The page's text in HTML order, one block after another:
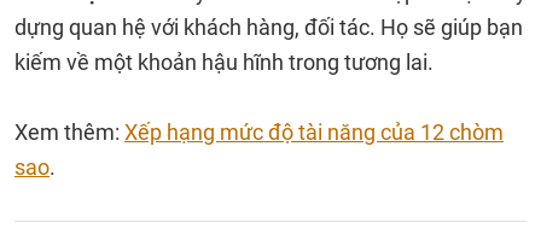
dựng quan hệ với khách hàng, đối tác. Họ sẽ giúp bạn
kiếm về một khoản hậu hĩnh trong tương lai.
Xem thêm: Xếp hạng mức độ tài năng của 12 chòm
sao.